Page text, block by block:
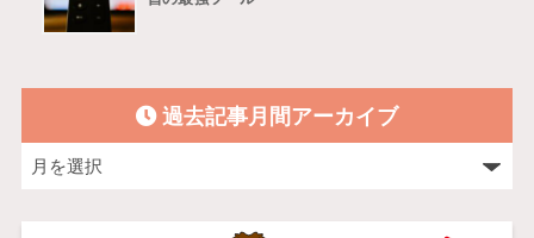
過去記事月間アーカイブ